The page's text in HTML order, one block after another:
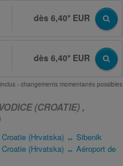
dès 6,40* EUR
dès 6,40* EUR
- changements momentanés possibles
(CROATIE) ,
Croatie (Hrvatska) ↔ Sibenik
(Hrvatska) ↔ Aéroport de